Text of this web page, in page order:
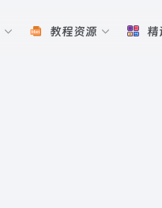
教程资源 精